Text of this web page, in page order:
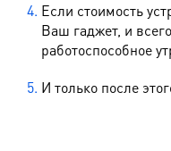
Если стоимость
Ваш гаджет, и
работоспособное
И только после